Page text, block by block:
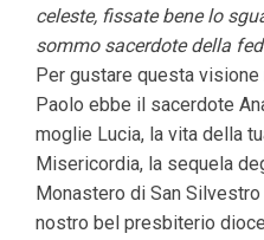
celeste, fissate bene lo
sommo sacerdote della
Per gustare questa visione
Paolo ebbe il sacerdote
moglie Lucia, la vita della
Misericordia, la sequela
Monastero di San
nostro bel presbiterio